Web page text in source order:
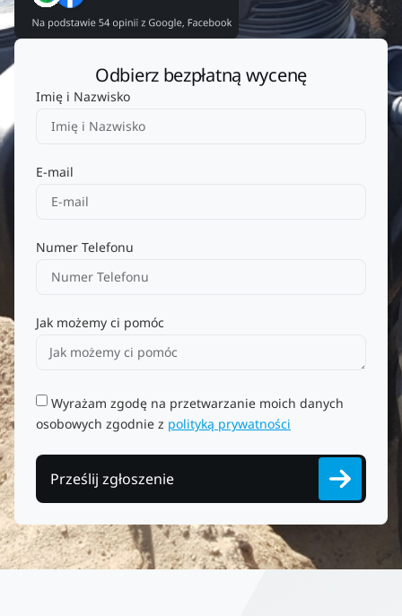
Odbierz bezpłatną wycenę
Imię i Nazwisko
E-mail
Numer Telefonu
Jak możemy ci pomóc
Wyrażam zgodę na przetwarzanie moich danych
osobowych zgodnie z polityką prywatności
Prześlij zgłoszenie